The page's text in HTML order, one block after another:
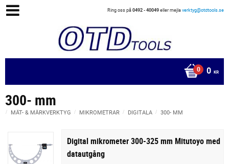
Ring oss på0492 - 40049eller mejlaverktyg@otdtools.se
0 KR
300- mm
MÄT- & MÄRKVERKTYG MIKROMETRAR DIGITALA 300- MM
Digital mikrometer 300-325 mm Mitutoyo med
datautgång